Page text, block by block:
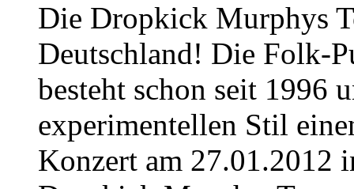
Die Dropkick Murphys
Deutschland! Die Folk-
besteht schon seit 1996
experimentellen Stil
Konzert am 27.01.2012